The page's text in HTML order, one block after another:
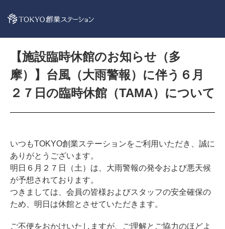
【施設臨時休館のお知らせ（多
摩）】台風（大雨警報）に伴う６月
２７日の臨時休館（TAMA）について
いつもTOKYO創業ステーションをご利用いただき、誠に
ありがとうございます。
明日６月２７日（土）は、大雨警報の発令および悪天候
が予想されております。
つきましては、会員の皆様およびスタッフの安全確保の
ため、明日は休館とさせていただきます。
ご不便をおかけいたしますが、ご理解とご協力のほどよ